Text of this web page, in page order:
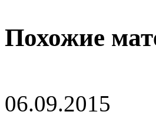
Похожие
06.09.2015